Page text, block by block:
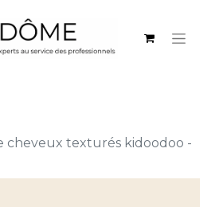
cheveux texturés kidoodoo -